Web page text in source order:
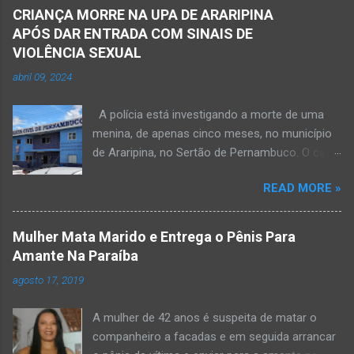
CRIANÇA MORRE NA UPA DE ARARIPINA
APÓS DAR ENTRADA COM SINAIS DE
VIOLÊNCIA SEXUAL
abril 09, 2024
A polícia está investigando a morte de uma
menina, de apenas cinco meses, no município
de Araripina, no Sertão de Pernambuco. O caso
morte a esclarecer”. A PM diz que, na segunda-
feira (8), foi acionada para verificar uma
possível ocorrência de estupro de vulnerável,
na UPA da cidade, mas ao chegar ao local a
vítima estava com um quadro de desidratação
e desnutrição, além de apresentar ruptura anal
READ MORE »
Mulher Mata Marido e Entrega o Pênis Para
Amante Na Paraíba
agosto 17, 2019
A mulher de 42 anos é suspeita de matar o
companheiro a facadas e em seguida arrancar